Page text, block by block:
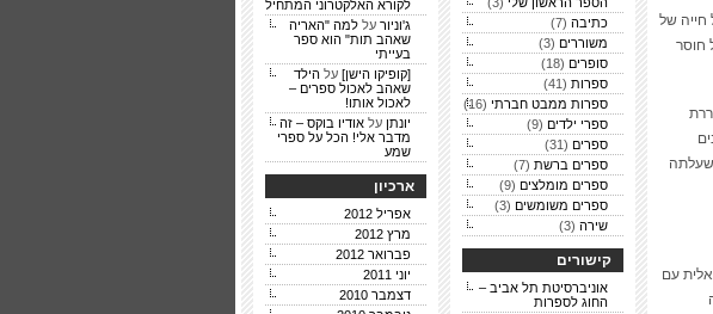
גם אמה כשרחל הייתה בת 16 בלבד. על חייה של
חוסר
שעלתה
עם
כתיבה (7)
משוררים (3)
סופרים (18)
ספרות (41)
ספרות ממבט חברתי (16)
ספרי ילדים (9)
ספרים (31)
ספרים ברשת (7)
ספרים מומלצים (9)
ספרים משומשים (3)
שירה (3)
קישורים
אוניברסיטת תל אביב –
החוג לספרות
לקורא האלקטרוני המתחיל
ג'וניור על למה "האריה
שאהב תות" הוא ספר
בעייתי
[קופיקו הישן] על הילד
שאהב לאכול ספרים –
לאכול אותו!
יונתן על אודיו בוקס – זה
מדבר אלי! הכל על ספרי
שמע
ארכיון
אפריל 2012
מרץ 2012
פברואר 2012
יוני 2011
דצמבר 2010